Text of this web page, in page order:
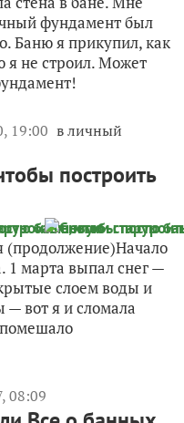
фундамент был
Баню я прикупил, как
я не строил. Может
19:00 в личный
построить
(продолжение)Начало
1 марта выпал снег —
слоем воды и
— вот я и сломала
08:09